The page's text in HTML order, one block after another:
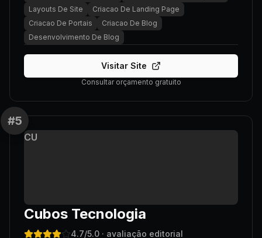
Layouts De Site
Criacao De Landing Page
Criacao De Portais
Criacao De Blog
Desenvolvimento De Blog
Visitar Site
Consultar orçamento gratuito
#5
CU
Cubos Tecnologia
4.7/5.0 · avaliação editorial